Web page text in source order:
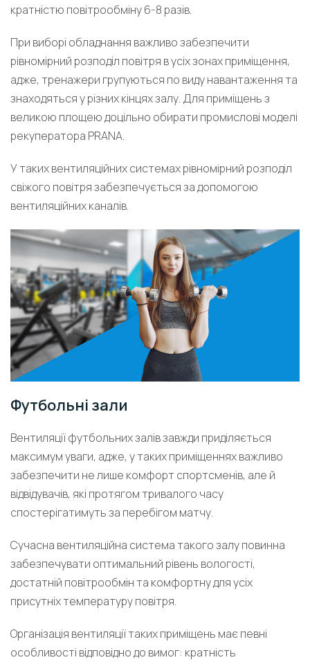
кратністю повітрообміну 6-8 разів.
При виборі обладнання важливо забезпечити
рівномірний розподіл повітря в усіх зонах приміщення,
адже, тренажери групуються по виду навантаження та
знаходяться у різних кінцях залу. Для приміщень з
великою площею доцільно обирати промислові моделі
рекуператора PRANA.
У таких вентиляційних системах рівномірний розподіл
свіжого повітря забезпечується за допомогою
вентиляційних каналів.
Футбольні зали
Вентиляції футбольних залів завжди приділяється
максимум уваги, адже, у таких приміщеннях важливо
забезпечити не лише комфорт спортсменів, але й
відвідувачів, які протягом тривалого часу
спостерігатимуть за перебігом матчу.
Сучасна вентиляційна система такого залу повинна
забезпечувати оптимальний рівень вологості,
достатній повітрообмін та комфортну для усіх
присутніх температуру повітря.
Організація вентиляції таких приміщень має певні
особливості відповідно до вимог: кратність